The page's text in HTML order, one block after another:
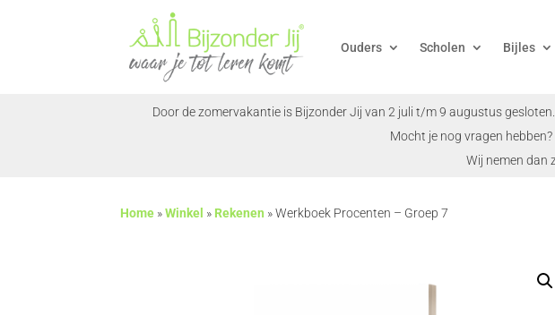
Ouders Scholen Bijles
Door de zomervakantie is Bijzonder Jij van 2 juli t/m 9 augustus
Mocht je nog vragen
Wij nemen dan
Home »Winkel » Rekenen »Werkboek Procenten – Groep 7